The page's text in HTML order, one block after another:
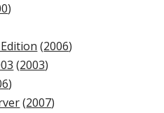
)
(2006)
(2003)
)
(2007)